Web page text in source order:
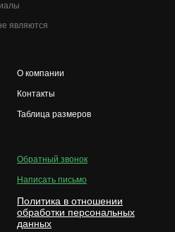
являются
О компании
Контакты
Таблица размеров
Обратный звонок
Написать письмо
Политика в отношении
обработки персональных
данных